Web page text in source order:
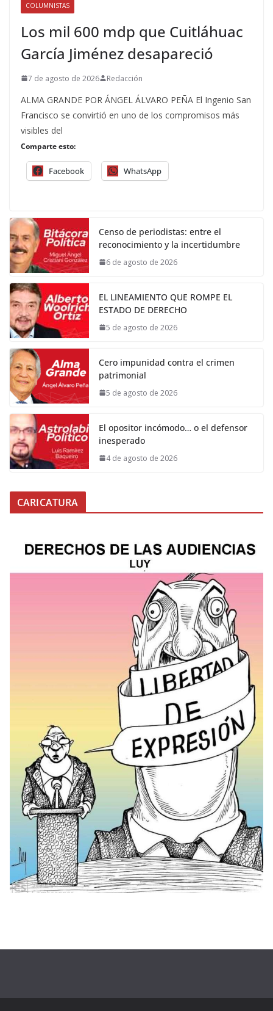
COLUMNISTAS
Los mil 600 mdp que Cuitláhuac
García Jiménez desapareció
7 de agosto de 2026 Redacción
ALMA GRANDE POR ÁNGEL ÁLVARO PEÑA El Ingenio San
Francisco se convirtió en uno de los compromisos más
visibles del
Comparte esto:
Facebook WhatsApp
Censo de periodistas: entre el
reconocimiento y la incertidumbre
6 de agosto de 2026
EL LINEAMIENTO QUE ROMPE EL
ESTADO DE DERECHO
5 de agosto de 2026
Cero impunidad contra el crimen
patrimonial
5 de agosto de 2026
El opositor incómodo… o el defensor
inesperado
4 de agosto de 2026
CARICATURA